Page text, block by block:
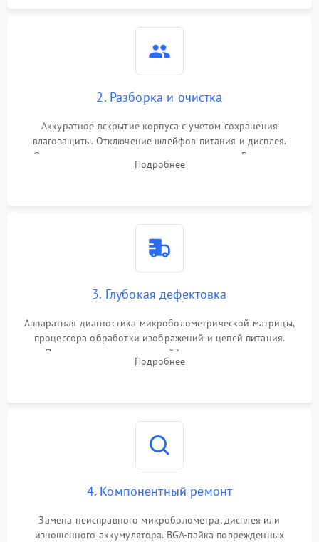
2. Разборка и очистка
Аккуратное вскрытие корпуса с учетом сохранения
влагозащиты. Отключение шлейфов питания и дисплея.
Очистка внутренних плат от окислов и пыли. Бережная
обработка германиевого объектива специализированными
Подробнее
3. Глубокая дефектовка
Аппаратная диагностика микроболометрической матрицы,
процессора обработки изображений и цепей питания.
Проверка целостности шлейфов, модуля памяти и
интерфейсов связи. Выявление сгоревших SMD-компонентов
Подробнее
4. Компонентный ремонт
Замена неисправного микроболометра, дисплея или
изношенного аккумулятора. BGA-пайка поврежденных